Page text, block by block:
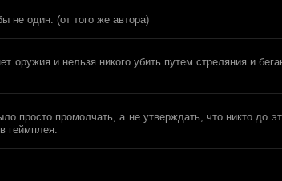
не один. (от того же автора)
и нельзя никого убить путем стреляния и
просто промолчать, а не утверждать, что никто
геймплея.